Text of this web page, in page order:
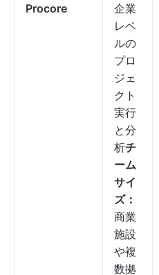
Procore
企業
レベ
ルの
プロ
ジェ
クト
実行
と分
析チ
ーム
サイ
ズ：
商業
施設
や複
数拠